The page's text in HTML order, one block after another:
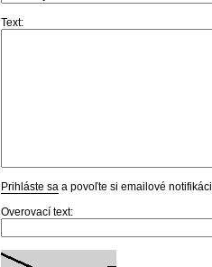
Text:
Prihláste sa a povoľte si emailové
Overovací text: